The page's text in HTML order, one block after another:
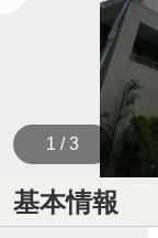
1 / 3
基本情報